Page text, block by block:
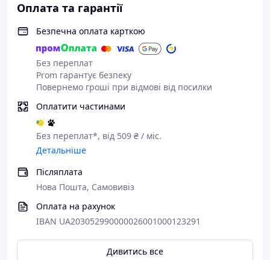
Оплата та гарантії
Безпечна оплата карткою
Без переплат
Prom гарантує безпеку
Повернемо гроші при відмові від посилки
Оплатити частинами
Без переплат*, від 509 ₴ / міс.
Детальніше
Післяплата
Нова Пошта, Самовивіз
Оплата на рахунок
IBAN UA203052990000026001000123291
Дивитись все